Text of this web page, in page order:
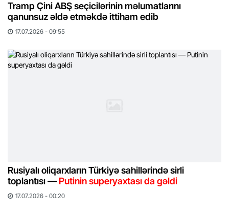
Tramp Çini ABŞ seçicilərinin məlumatlarını
qanunsuz əldə etməkdə ittiham edib
17.07.2026 - 09:55
Rusiyalı oliqarxların Türkiyə sahillərində sirli
toplantısı — Putinin superyaxtası da gəldi
17.07.2026 - 00:20